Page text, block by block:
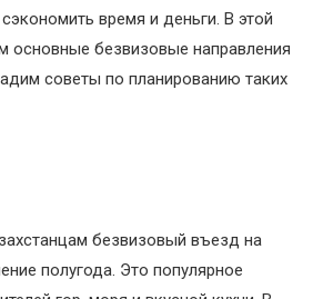
время и деньги. В этой
основные безвизовые направления
советы по планированию таких
безвизовый въезд на
полугода. Это популярное